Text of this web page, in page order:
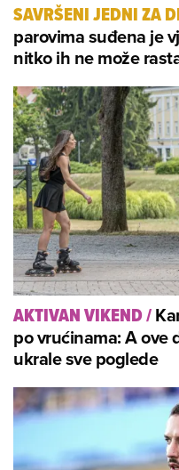
SAVRŠENI JEDNI ZA
parovima suđena je
nitko ih ne može
AKTIVAN VIKEND/
po vrućinama: A ove
ukrale sve poglede